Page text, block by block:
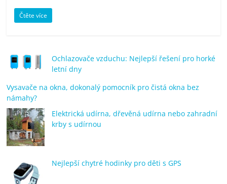
elektronika
OK,
recenze,
televize,
notebooky,
mobilní
telefony,
kávovary,
bazény
Čtěte více
Ochlazovače vzduchu: Nejlepší řešení pro horké
letní dny
Vysavače na okna, dokonalý pomocník pro čistá okna bez
námahy?
Elektrická udírna, dřevěná udírna nebo zahradní
krby s udírnou
Nejlepší chytré hodinky pro děti s GPS